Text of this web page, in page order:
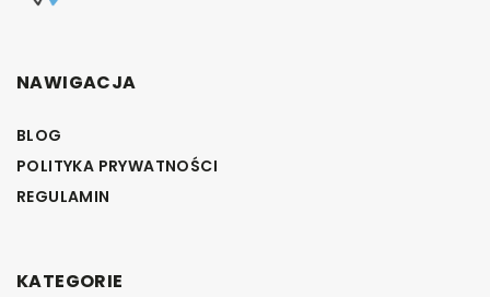
NAWIGACJA
BLOG
POLITYKA PRYWATNOŚCI
REGULAMIN
KATEGORIE